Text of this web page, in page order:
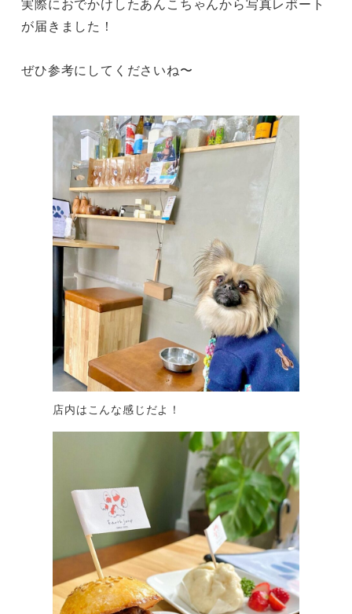
が届きました！
ぜひ参考にしてくださいね〜
店内はこんな感じだよ！